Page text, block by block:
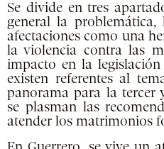
Se divide en tres
general la problemática,
afectaciones como una
la violencia contra las
impacto en la
existen referentes al
panorama para la tercer
se plasman las
atender los matrimonios